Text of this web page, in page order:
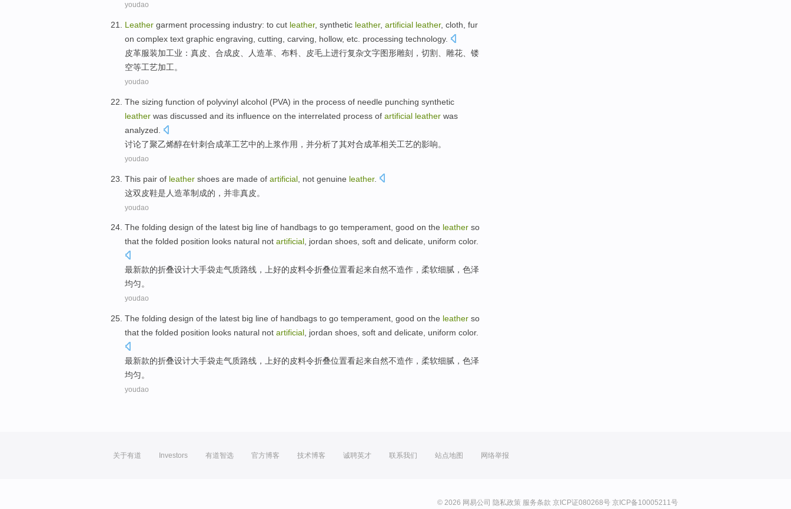
youdao
Leather garment processing industry: to cut leather, synthetic leather, artificial leather, cloth fur
on complex text graphic engraving cutting carving hollow, etc. processing technology.
皮革服装加工业 ： 真皮 合成皮 人造革 布料 皮毛 上进行复杂文字图形雕刻 ， 切割 雕花
镂
空等工艺加工。
youdao
The sizing function of polyvinyl alcohol (PVA) in the process of needle punching synthetic
leather was discussed and its influence on the interrelated process of artificial leather was
analyzed
讨论了聚乙烯醇在针刺合成革工艺中的 上浆作用 ， 并分析了其对合成革相关工艺的影响。
youdao
This pair of leather shoes are made of artificial not genuine leather.
这双 皮鞋是 人造革制成的 ， 并非真皮。
youdao
The folding design of the latest big line of handbags to go temperament, good on the leather so
that the folded position looks natural not artificial, jordan shoes, soft and delicate, uniform color.
最新款的折叠设计大手袋走气质路线 ， 上好的皮料令折叠位置看起来自然不造作 ， 柔软细腻 ， 色泽
均匀。
youdao
The folding design of the latest big line of handbags to go temperament good on the leather so
that the folded position looks natural not artificial , jordan shoes, soft and delicate uniform color.
最新款的折叠设计大手袋走气质路线 ， 上好的皮料令折叠位置看起来自然不造作 ， 柔软细腻 ， 色泽
均匀。
youdao
关于有道 Investors 有道智选 官方博客 技术博客 诚聘英才 联系我们 站点地图 网络举报
© 2026 网易公司 隐私政策 服务条款 京ICP证080268号 京ICP备10005211号